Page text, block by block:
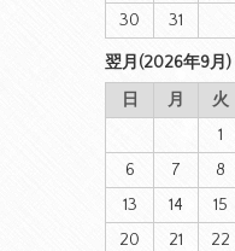
30
31
翌月(2026年9月)
日
月 火
1
6
7 8
13
14 15
20
21 22